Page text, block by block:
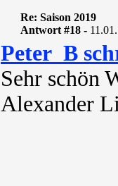
Re: Saison 2019
Antwort #18 -
Peter_B
Sehr schön
Alexander